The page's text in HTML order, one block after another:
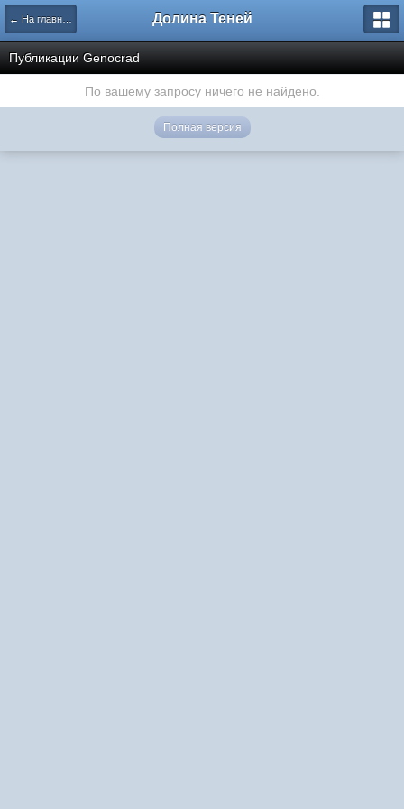
← На главную Долина Теней
Публикации Genocrad
По вашему запросу ничего не найдено.
Полная версия